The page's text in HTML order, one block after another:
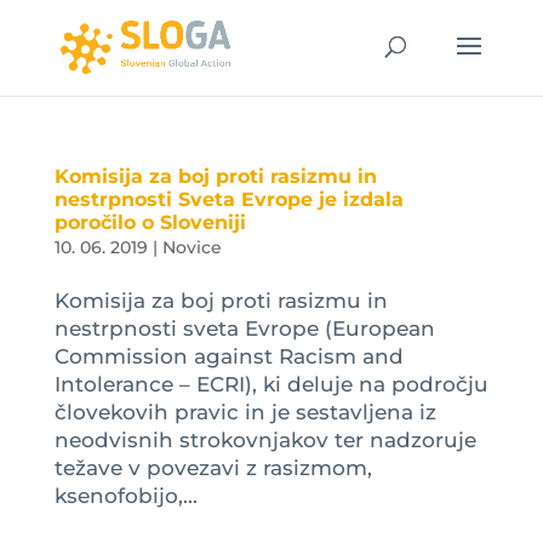
Komisija za boj proti rasizmu in
nestrpnosti Sveta Evrope je izdala
poročilo o Sloveniji
10. 06. 2019 | Novice
Komisija za boj proti rasizmu in
nestrpnosti sveta Evrope (European
Commission against Racism and
Intolerance – ECRI), ki deluje na področju
človekovih pravic in je sestavljena iz
neodvisnih strokovnjakov ter nadzoruje
težave v povezavi z rasizmom,
ksenofobijo,...